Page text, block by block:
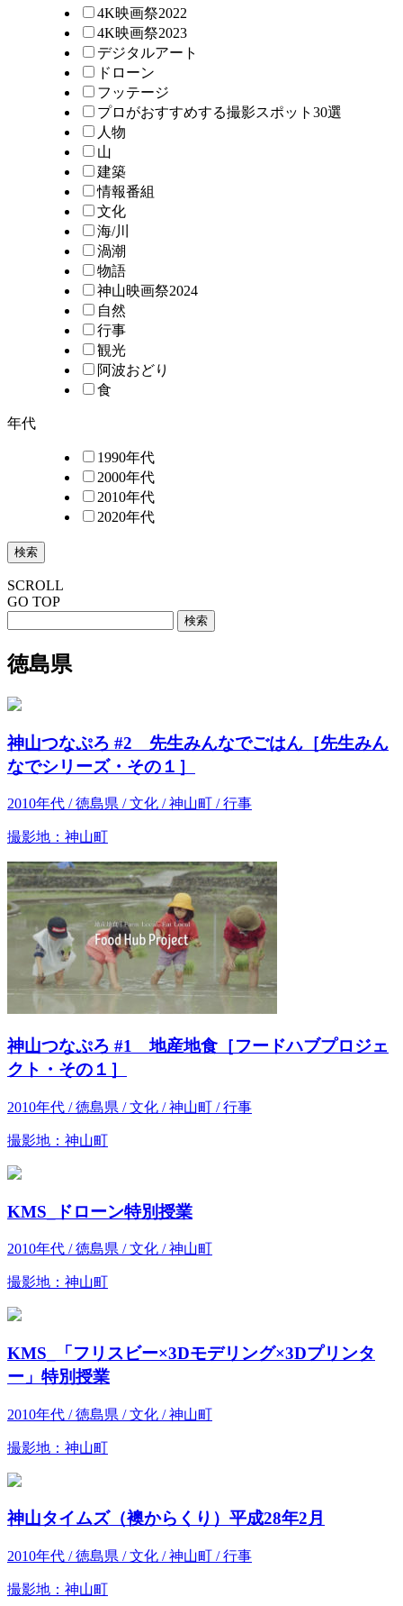
4K映画祭2022
4K映画祭2023
デジタルアート
ドローン
フッテージ
プロがおすすめする撮影スポット30選
人物
山
建築
情報番組
文化
海/川
渦潮
物語
神山映画祭2024
自然
行事
観光
阿波おどり
食
年代
1990年代
2000年代
2010年代
2020年代
検索
SCROLL
GO TOP
徳島県
神山つなぷろ #2 先生みんなでごはん［先生みん
なでシリーズ・その１］
2010年代 / 徳島県 / 文化 / 神山町 / 行事
撮影地：神山町
神山つなぷろ #1 地産地食［フードハブプロジェ
クト・その１］
2010年代 / 徳島県 / 文化 / 神山町 / 行事
撮影地：神山町
KMS_ドローン特別授業
2010年代 / 徳島県 / 文化 / 神山町
撮影地：神山町
KMS_「フリスビー×3Dモデリング×3Dプリンタ
ー」特別授業
2010年代 / 徳島県 / 文化 / 神山町
撮影地：神山町
神山タイムズ（襖からくり）平成28年2月
2010年代 / 徳島県 / 文化 / 神山町 / 行事
撮影地：神山町